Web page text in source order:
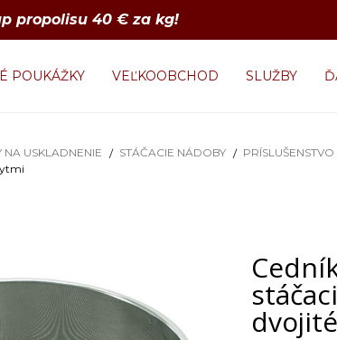
propolisu 40 € za kg!
POUKÁŽKY VEĽKOOBCHOD SLUŽBY
NA USKLADNENIE STÁČACIE NÁDOBY